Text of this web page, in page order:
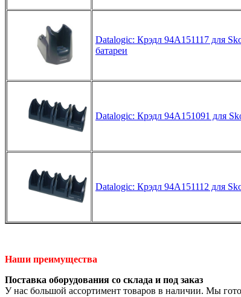
Datalogic: Крэдл 94A151117 для
батареи
Datalogic: Крэдл 94A151091 для
Datalogic: Крэдл 94A151112 для
Наши преимущества
Поставка оборудования со склада и под заказ
У нас большой ассортимент товаров в наличии. Мы